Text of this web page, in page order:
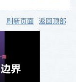
刷新页面 返回顶部